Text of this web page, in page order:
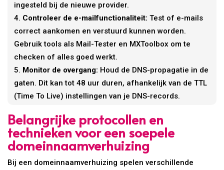
ingesteld bij de nieuwe provider.
Controleer de e-mailfunctionaliteit: Test of e-mails
correct aankomen en verstuurd kunnen worden.
Gebruik tools als Mail-Tester en MXToolbox om te
checken of alles goed werkt.
Monitor de overgang: Houd de DNS-propagatie in de
gaten. Dit kan tot 48 uur duren, afhankelijk van de TTL
(Time To Live) instellingen van je DNS-records.
Belangrijke protocollen en
technieken voor een soepele
domeinnaamverhuizing
Bij een domeinnaamverhuizing spelen verschillende